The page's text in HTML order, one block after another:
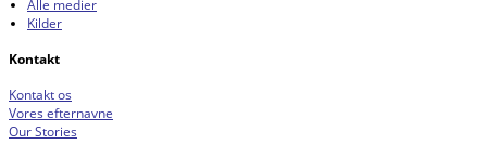
Alle medier
Kilder
Kontakt
Kontakt os
Vores efternavne
Our Stories